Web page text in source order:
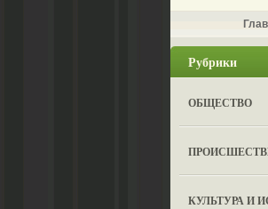
Рубрики
ОБЩЕСТВО
КУЛЬТУРА И